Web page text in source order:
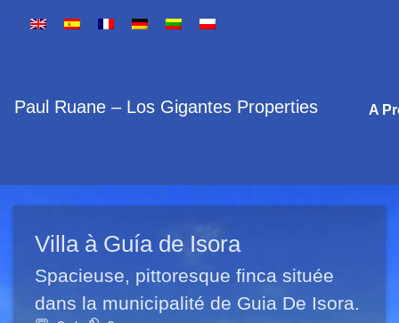
Paul Ruane – Los Gigantes Properties A
Villa à Guía de Isora
Spacieuse, pittoresque finca située
dans la municipalité de Guia De Isora.